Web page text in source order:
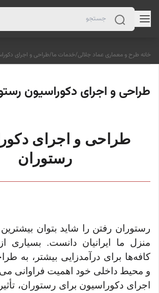
خانه طرح و معماری عماد جلالی/خدمات ما/طراحی و اجرای
طراحی و اجرای دکوراسیون
طراحی و اجرای
رستوران
رستوران رفتن را شاید بتوان بیشترین
منزل ما ایرانیان دانست. بسیاری
کافه‌ها برای درآمدزایی بیشتر، به
و محیط داخلی خود اهمیت فراوانی
اجرای دکوراسیون برای رستوران،